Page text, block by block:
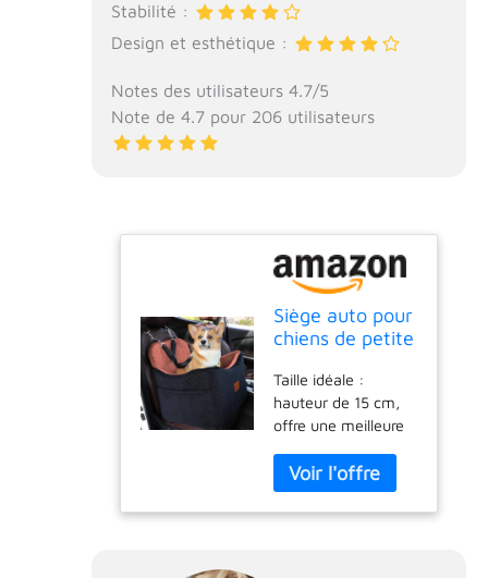
Stabilité :
Design et esthétique :
Notes des utilisateurs 4.7/5
Note de 4.7 pour 206 utilisateurs
Siège auto pour
chiens de petite
taille,
rehausseur pour
animaux de
compagnie avec
harnais, mousse
à mémoire de
forme et
Taille idéale :
hauteur de 15 cm,
offre une meilleure
voiture pour chien
mesure 50 cm (L) x
45 cm (l) x 50 cm